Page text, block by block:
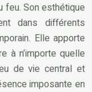
feu. Son esthétique
dans différents
Elle apporte
à n’importe quelle
de vie central et
imposante en